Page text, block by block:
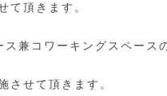
て頂きます。
兼コワーキングスペース
させて頂きます。